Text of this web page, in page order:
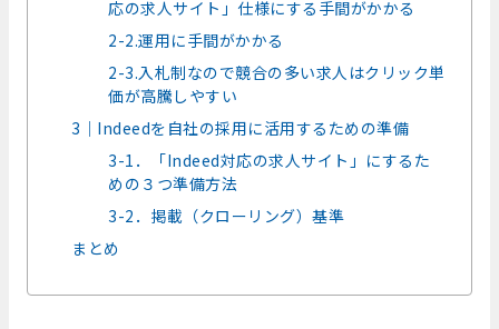
応の求人サイト」仕様にする手間がかかる
2-2.運用に手間がかかる
2-3.入札制なので競合の多い求人はクリック単
価が高騰しやすい
3｜Indeedを自社の採用に活用するための準備
3-1．「Indeed対応の求人サイト」にするた
めの３つ準備方法
3-2．掲載（クローリング）基準
まとめ